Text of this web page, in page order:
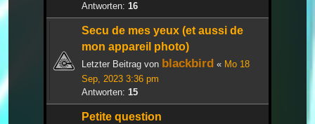
Antworten: 16
Secu de mes yeux (et aussi de
mon appareil photo)
Letzter Beitrag von blackbird « Mo 18
Sep, 2023 3:36 pm
Antworten: 15
Petite question